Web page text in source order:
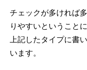
チェックが多ければ
りやすいということ
上記したタイプに書
います。